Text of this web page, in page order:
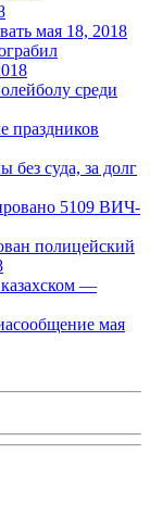
мая 18, 2018
среди
праздников
без суда, за долг
5109 ВИЧ-
полицейский
казахском —
мая